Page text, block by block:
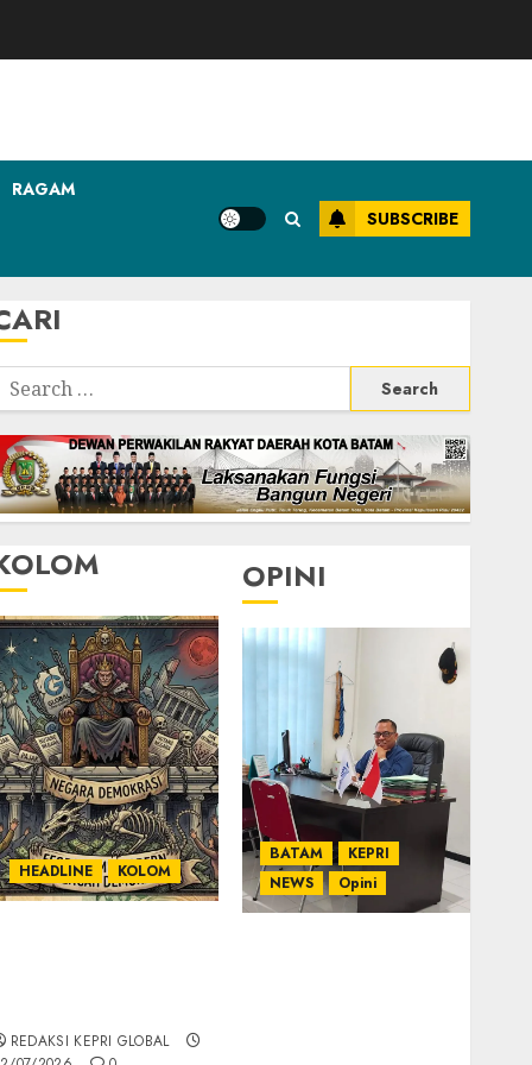
RAGAM
SUBSCRIBE
Search
HEADLINE KOLOM
REDAKSI KEPRI GLOBAL
OPINI
BATAM
KEPRI
NEWS
Opini